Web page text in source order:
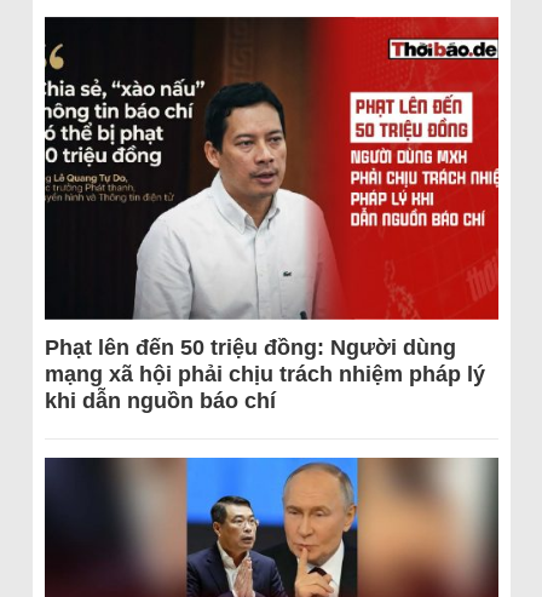
Phạt lên đến 50 triệu đồng: Người dùng
mạng xã hội phải chịu trách nhiệm pháp lý
khi dẫn nguồn báo chí